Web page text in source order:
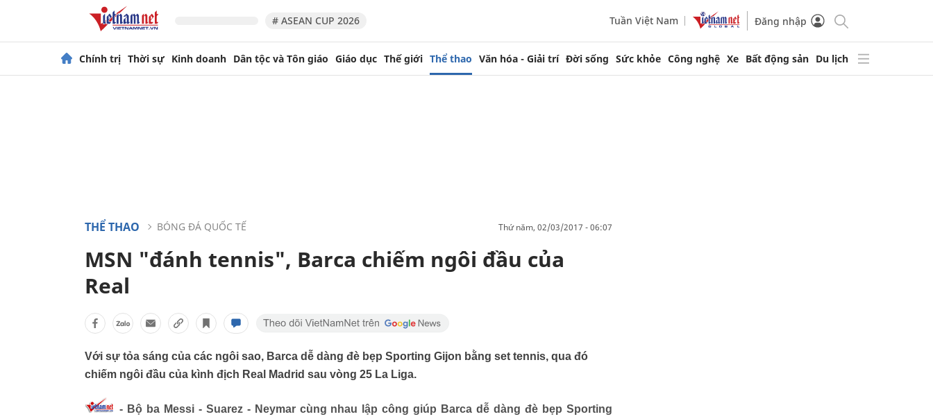
# ASEAN CUP 2026 Tuần Việt Nam Đăng nhập
Chính trị Thời sự Kinh doanh Dân tộc và Tôn giáo Giáo dục Thế giới Thể thao Văn hóa - Giải trí Đời sống Sức khỏe Công nghệ Xe Bất động sản Du lịch
THỂ THAO BÓNG ĐÁ QUỐC TẾ thứ năm, 02/03/2017 - 06:07
MSN "đánh tennis", Barca chiếm ngôi đầu của
Real
Với sự tỏa sáng của các ngôi sao, Barca dễ dàng đè bẹp Sporting Gijon bằng set tennis, qua đó
chiếm ngôi đầu của kình địch Real Madrid sau vòng 25 La Liga.
- Bộ ba Messi - Suarez - Neymar cùng nhau lập công giúp Barca dễ dàng đè bẹp Sporting